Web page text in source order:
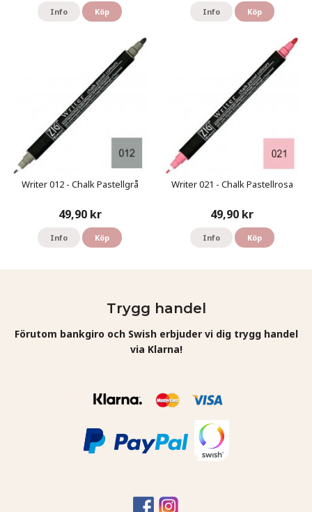
Info Köp Info Köp
Writer 012 - Chalk Pastellgrå
49,90 kr
Info Köp
Writer 021 - Chalk Pastellrosa
49,90 kr
Info Köp
Trygg handel
Förutom bankgiro och Swish erbjuder vi dig trygg handel
via Klarna!